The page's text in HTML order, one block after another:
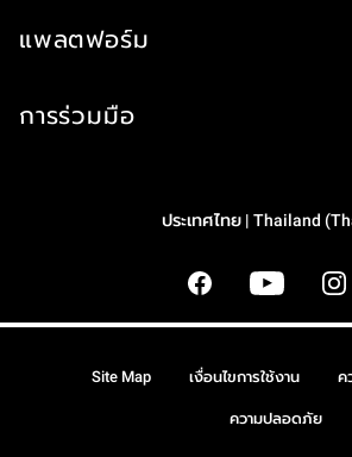
แพลตฟอร์ม
การร่วมมือ
ประเทศไทย | Thailand
Site Map เงื่อนไขการใช้งาน ค
ความปลอดภัย